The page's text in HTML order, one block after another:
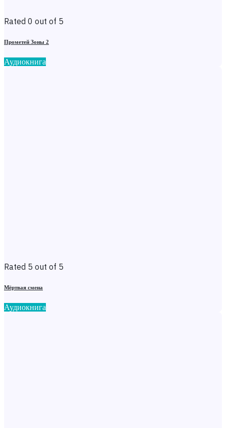
Rated 0 out of 5
Прометей Зоны 2
Аудиокнига
Rated 5 out of 5
Мёртвая смена
Аудиокнига